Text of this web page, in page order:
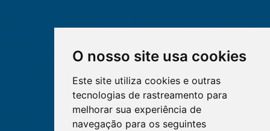
O nosso site usa cookies
Este site utiliza cookies e outras
tecnologias de rastreamento para
melhorar sua experiência de
navegação para os seguintes